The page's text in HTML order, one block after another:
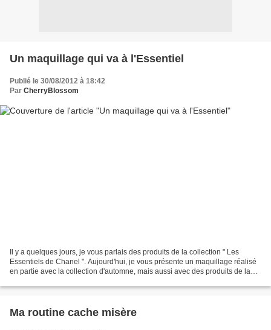
Un maquillage qui va à l'Essentiel
Publié le 30/08/2012 à 18:42
Par CherryBlossom
Il y a quelques jours, je vous parlais des produits de la collection " Les
Essentiels de Chanel ". Aujourd'hui, je vous présente un maquillage réalisé
en partie avec la collection d'automne, mais aussi avec des produits de la
Ma routine cache misère